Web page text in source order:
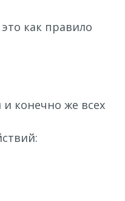
как правило
конечно же всех